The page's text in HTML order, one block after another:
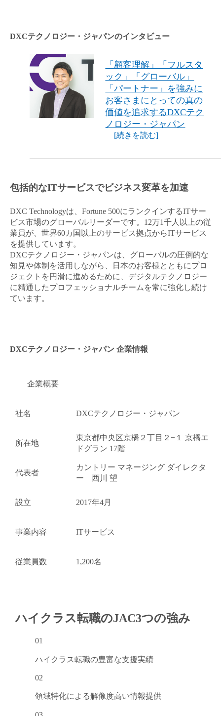
キャンセル ログアウト
閉じる
DXCテクノロジー・ジャパンのインタビュー
「顧客理解」「フルスタ
ック」「グローバル」
「パートナー」を強みに
お客さまにとっての真の
価値を追求するDXCテク
ノロジー・ジャパン
[続きを読む]
包括的なITサービスでビジネス変革を加速
DXC Technologyは、Fortune 500にランクインするITサー
ビス市場のグローバルリーダーです。12万1千人以上の従
業員が、世界60カ国以上のサービス拠点からITサービス
を提供しています。
DXCテクノロジー・ジャパンは、グローバルの圧倒的な
知見や体制を活用しながら、日本のお客様とともにプロ
ジェクトを円滑に進めるために、デジタルテクノロジー
に精通したプロフェッショナルチームを常に強化し続け
ています。
DXCテクノロジー・ジャパン 企業情報
企業概要
社名 DXCテクノロジー・ジャパン
所在地
東京都中央区京橋２丁目２−１ 京橋エ
ドグラン 17階
代表者
カントリー マネージング ダイレクタ
ー 西川 望
設立 2017年4月
事業内容 ITサービス
従業員数 1,200名
ハイクラス転職のJAC3つの強み
01
ハイクラス転職の豊富な支援実績
02
領域特化による解像度高い情報提供